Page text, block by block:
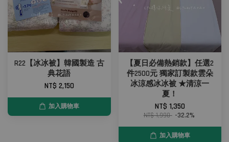
R22【冰冰被】韓國製造 古
典花語
NT$ 2,150
加入購物車
【夏日必備熱銷款】任選2
件2500元 獨家訂製款雲朵
冰涼感冰冰被 ★清涼一
夏！
NT$ 1,350
NT$ 1,990 -32.2%
加入購物車